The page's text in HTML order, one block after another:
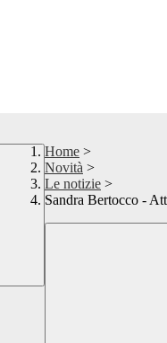
Home >
Novità >
Le notizie >
Sandra Bertocco -